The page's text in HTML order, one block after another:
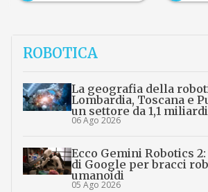
ROBOTICA
La geografia della
Lombardia, Toscana e
un settore da 1,1 miliardi
06 Ago 2026
Ecco Gemini Robotics
di Google per bracci
umanoidi
05 Ago 2026